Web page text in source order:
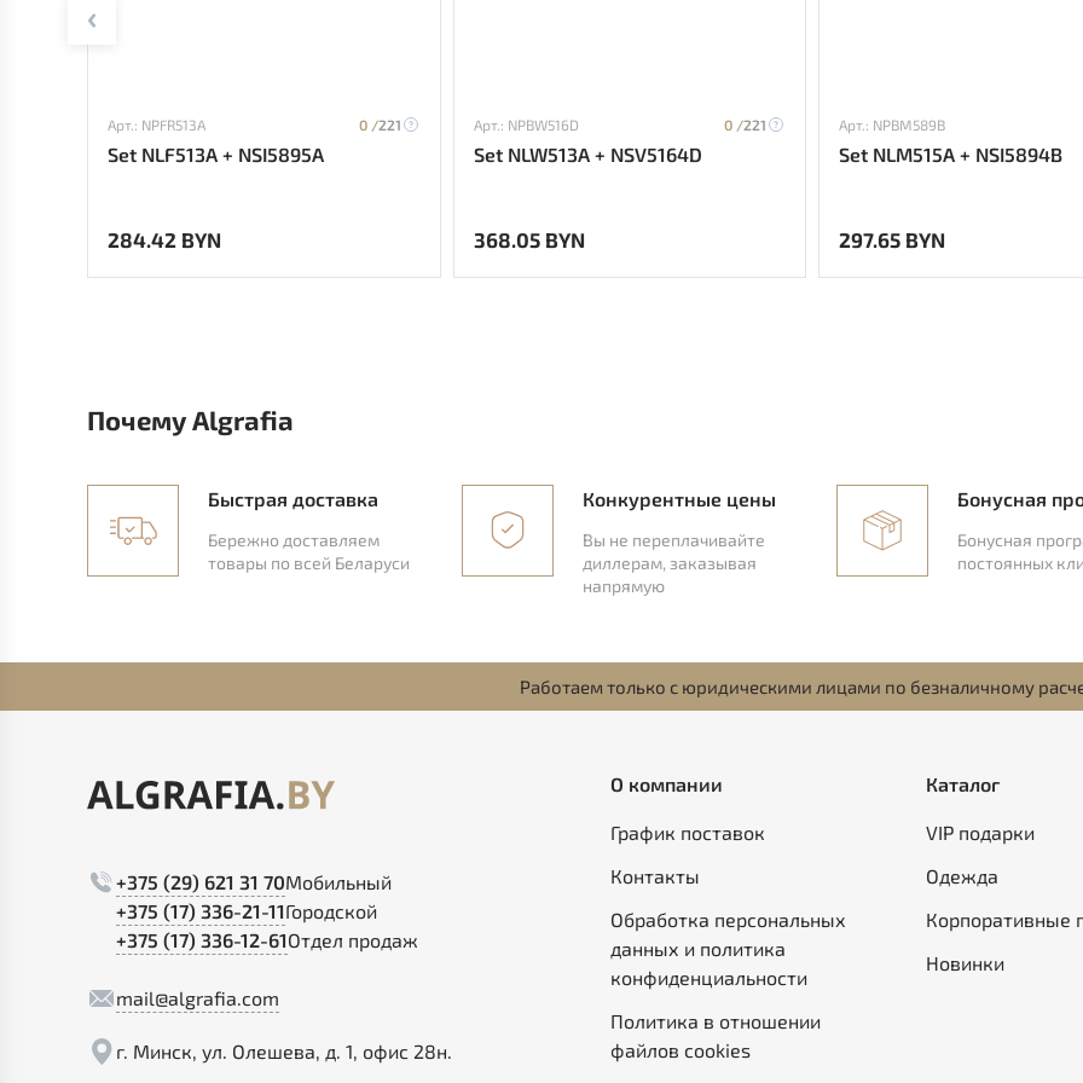
Арт.: NPFR513A 0 /221
Set NLF513A + NSI5895A
284.42 BYN
Арт.: NPBW516D 0 /221
Set NLW513A + NSV5164D
368.05 BYN
Арт.: NPBM589B
Set NLM515A + NSI5894B
297.65 BYN
Почему Algrafia
Быстрая доставка
Бережно доставляем
товары по всей Беларуси
Конкурентные цены
Вы не переплачивайте
диллерам, заказывая
напрямую
Бонусная
Бонусная
постоянных
Работаем только с юридическими лицами по безналичному
+375 (29) 621 31 70Мобильный
+375 (17) 336-21-11Городской
+375 (17) 336-12-61Отдел продаж
mail@algrafia.com
г. Минск, ул. Олешева, д. 1, офис 28н.
О компании
График поставок
Контакты
Обработка персональных
данных и политика
конфиденциальности
Политика в отношении
файлов cookies
Каталог
VIP подарки
Одежда
Корпоративные
Новинки